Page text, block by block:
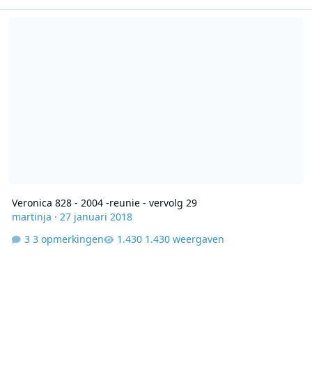
Veronica 828 - 2004 -reunie - vervolg 29
martinja · 27 januari 2018
3 opmerkingen
1.430 weergaven